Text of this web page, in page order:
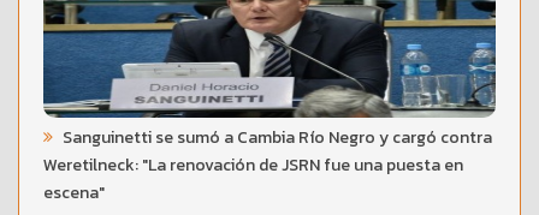
Sanguinetti se sumó a Cambia Río Negro y cargó contra
Weretilneck: "La renovación de JSRN fue una puesta en
escena"